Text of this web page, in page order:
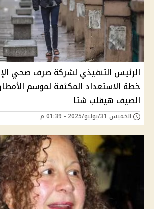
الرئيس التنفيذي لشركة صرف صحي
خطة الاستعداد المكثفة لموسم
الصيف هيقلب شتا
الخميس 31/يوليو/2025 - 01:39 م